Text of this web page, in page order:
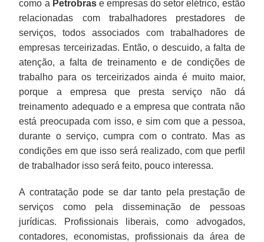
como a Petrobrase empresas do setor elétrico, estão
relacionadas com trabalhadores prestadores de
serviços, todos associados com trabalhadores de
empresas terceirizadas. Então, o descuido, a falta de
atenção, a falta de treinamento e de condições de
trabalho para os terceirizados ainda é muito maior,
porque a empresa que presta serviço não dá
treinamento adequado e a empresa que contrata não
está preocupada com isso, e sim com que a pessoa,
durante o serviço, cumpra com o contrato. Mas as
condições em que isso será realizado, com que perfil
de trabalhador isso será feito, pouco interessa.
A contratação pode se dar tanto pela prestação de
serviços como pela disseminação de pessoas
jurídicas. Profissionais liberais, como advogados,
contadores, economistas, profissionais da área de